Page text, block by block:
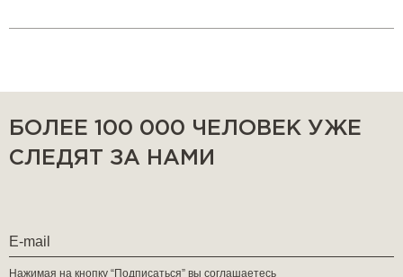
БОЛЕЕ 100 000 ЧЕЛОВЕК УЖЕ
СЛЕДЯТ ЗА НАМИ
Нажимая на кнопку “Подписаться” вы соглашаетесь